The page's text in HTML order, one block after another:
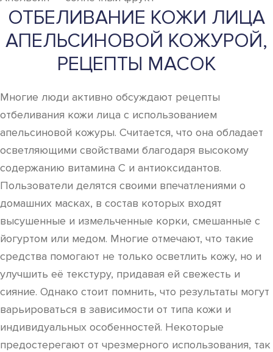
ОТБЕЛИВАНИЕ КОЖИ ЛИЦА
АПЕЛЬСИНОВОЙ КОЖУРОЙ,
РЕЦЕПТЫ МАСОК
Многие люди активно обсуждают рецепты
отбеливания кожи лица с использованием
апельсиновой кожуры. Считается, что она обладает
осветляющими свойствами благодаря высокому
содержанию витамина C и антиоксидантов.
Пользователи делятся своими впечатлениями о
домашних масках, в состав которых входят
высушенные и измельченные корки, смешанные с
йогуртом или медом. Многие отмечают, что такие
средства помогают не только осветлить кожу, но и
улучшить её текстуру, придавая ей свежесть и
сияние. Однако стоит помнить, что результаты могут
варьироваться в зависимости от типа кожи и
индивидуальных особенностей. Некоторые
предостерегают от чрезмерного использования, так